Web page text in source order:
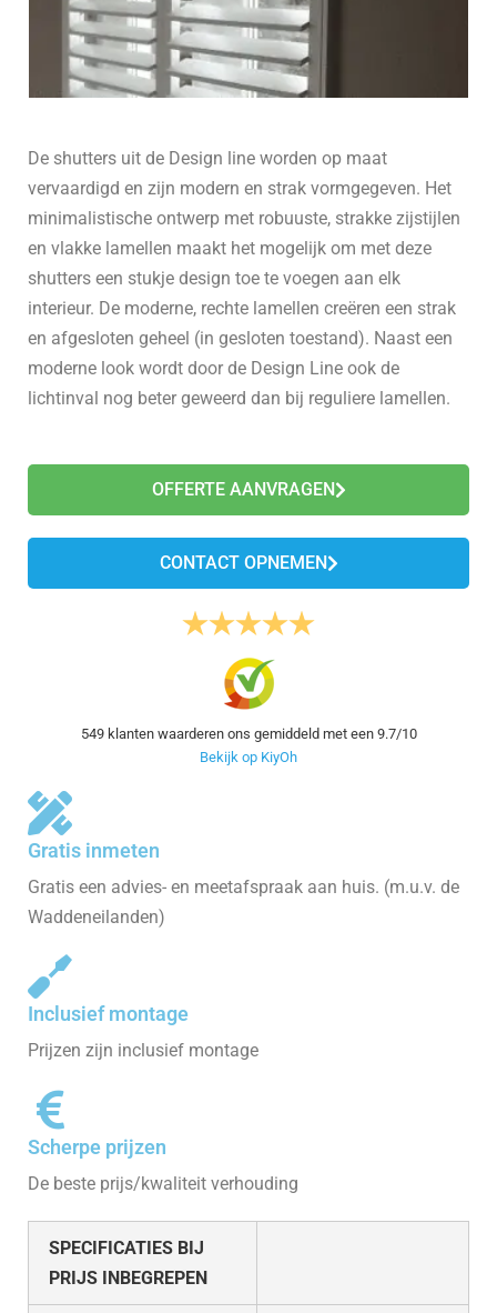
De shutters uit de Design line worden op maat
vervaardigd en zijn modern en strak vormgegeven. Het
minimalistische ontwerp met robuuste, strakke zijstijlen
en vlakke lamellen maakt het mogelijk om met deze
shutters een stukje design toe te voegen aan elk
interieur. De moderne, rechte lamellen creëren een strak
en afgesloten geheel (in gesloten toestand). Naast een
moderne look wordt door de Design Line ook de
lichtinval nog beter geweerd dan bij reguliere lamellen.
OFFERTE AANVRAGEN
CONTACT OPNEMEN
549klanten waarderen ons gemiddeld met een 9.7/10
Bekijk op KiyOh
Gratis inmeten
Gratis een advies- en meetafspraak aan huis. (m.u.v. de
Waddeneilanden)
Inclusief montage
Prijzen zijn inclusief montage
Scherpe prijzen
De beste prijs/kwaliteit verhouding
SPECIFICATIES BIJ
PRIJS INBEGREPEN